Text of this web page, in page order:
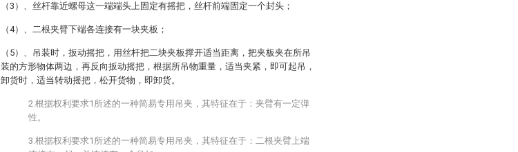
（3）、丝杆靠近螺母这一端端头上固定有摇把，丝杆前端固定一个封头；
（4）、二根夹臂下端各连接有一块夹板；
（5）、吊装时，扳动摇把，用丝杆把二块夹板撑开适当距离，把夹板夹在所吊
装的方形物体两边，再反向扳动摇把，根据所吊物重量，适当夹紧，即可起吊，
卸货时，适当转动摇把，松开货物，即卸货。
2.根据权利要求1所述的一种简易专用吊夹，其特征在于：夹臂有一定弹
性。
3.根据权利要求1所述的一种简易专用吊夹，其特征在于：二根夹臂上端